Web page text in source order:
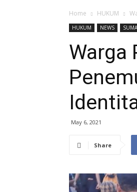
Home HUKUM
HUKUM NEWS
Warga
May 6, 2021
Share